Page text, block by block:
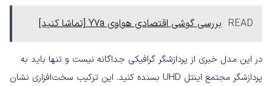
READ بررسی گوشی اقتصادی هواوی Y7a [تماشا کنید]
در این مدل خبری از پردازشگر گرافیکی جداگانه نیست و تنها باید به
پردازشگر مجتمع اینتل UHD‌ بسنده کنید. این ترکیب سخت‌افزاری نشان